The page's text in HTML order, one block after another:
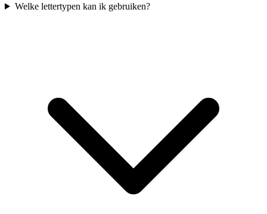
Welke lettertypen kan ik gebruiken?